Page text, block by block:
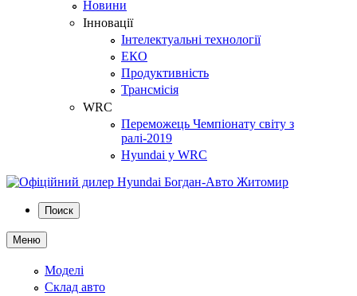
Новини
Інновації
Інтелектуальні технології
ЕКО
Продуктивність
Трансмісія
WRC
Переможець Чемпіонату світу з
ралі-2019
Hyundai у WRC
Поиск
Меню
Моделі
Склад авто